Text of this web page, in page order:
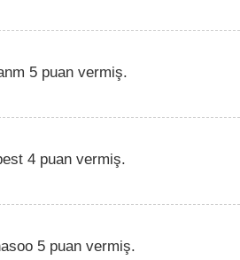
5 puan vermiş.
4 puan vermiş.
5 puan vermiş.